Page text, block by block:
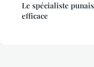
Le spécialiste
efficace